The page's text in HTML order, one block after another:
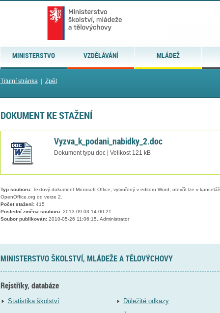
MINISTERSTVO VZDĚLÁVÁNÍ MLÁDEŽ
Titulní stránka| Zpět
DOKUMENT KE STAŽENÍ
Vyzva_k_podani_nabidky_2.doc
Dokument typu doc | Velikost 121 kB
Typ souboru:Textový dokument Microsoft Office, vytvořený v editoru Word, otevřít lze v
OpenOffice.org od verze 2.
Počet stažení:415
Poslední změna souboru:2013-09-03 14:00:21
Soubor publikován:2010-05-26 11:06:15, Administrator
MINISTERSTVO ŠKOLSTVÍ, MLÁDEŽE A TĚLOVÝCHOVY
Rejstříky, databáze
Statistika školství
Důležité odkazy